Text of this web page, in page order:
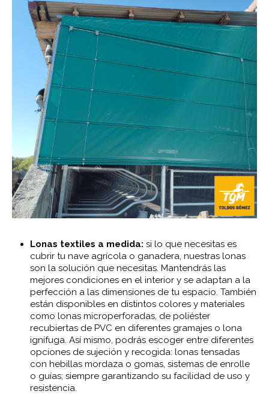
Lonas textiles a medida: si lo que necesitas es
cubrir tu nave agrícola o ganadera, nuestras lonas
son la solución que necesitas. Mantendrás las
mejores condiciones en el interior y se adaptan a la
perfección a las dimensiones de tu espacio. También
están disponibles en distintos colores y materiales
como lonas microperforadas, de poliéster
recubiertas de PVC en diferentes gramajes o lona
ignífuga. Así mismo, podrás escoger entre diferentes
opciones de sujeción y recogida: lonas tensadas
con hebillas mordaza o gomas, sistemas de enrolle
o guías; siempre garantizando su facilidad de uso y
resistencia.